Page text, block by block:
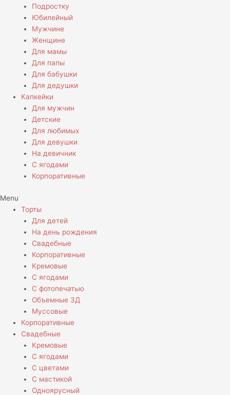
Подростку
Юбилейный
Мужчине
Женщине
Для мамы
Для папы
Для бабушки
Для дедушки
Капкейки
Для мужчин
Детские
Для любимых
Для девушки
На девичник
С ягодами
Корпоративные
Menu
Торты
Для детей
На день рождения
Свадебные
Корпоративные
Кремовые
С ягодами
С фотопечатью
Объемные 3Д
Муссовые
Корпоративные
Свадебные
Кремовые
С ягодами
С цветами
С мастикой
Одноярусный